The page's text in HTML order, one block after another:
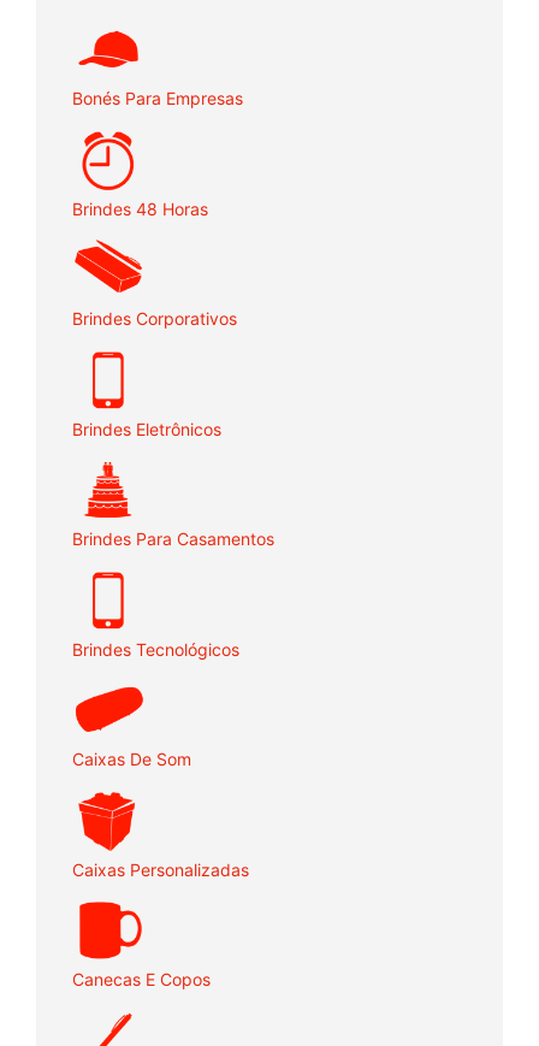
Bonés Para Empresas
Brindes 48 Horas
Brindes Corporativos
Brindes Eletrônicos
Brindes Para Casamentos
Brindes Tecnológicos
Caixas De Som
Caixas Personalizadas
Canecas E Copos